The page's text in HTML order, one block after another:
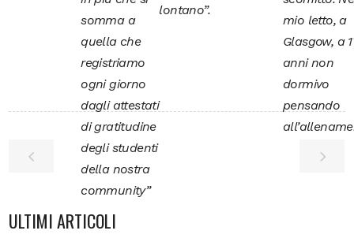
somma a
quella che
registriamo
ogni giorno
dagli attestati
di gratitudine
degli studenti
della nostra
community”
lontano”.
mio letto, a
Glasgow, a
anni non
dormivo
pensando
ULTIMI ARTICOLI